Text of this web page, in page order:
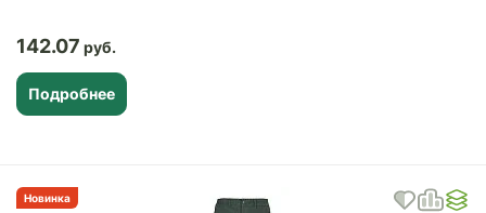
142.07
Подробнее
Новинка